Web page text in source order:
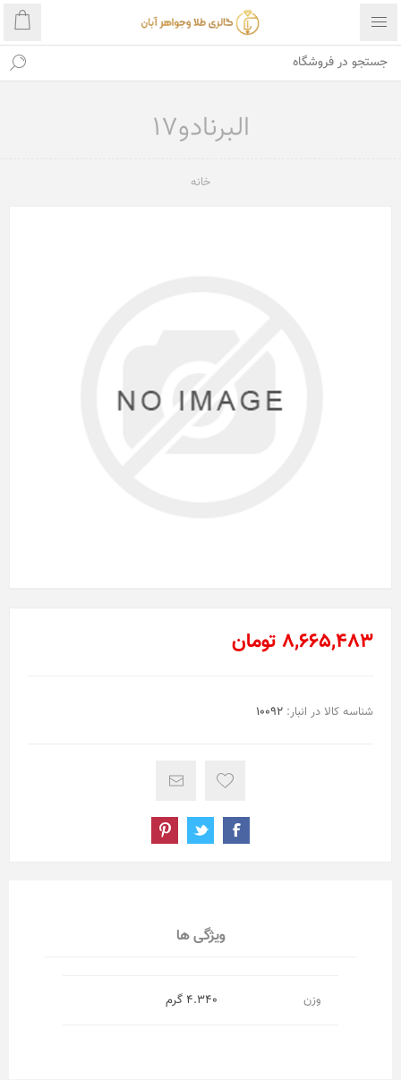
البرنادو17
خانه
8,665,483 تومان
شناسه کالا در انبار: 10092
ویژگی ها
وزن 4.340 گرم